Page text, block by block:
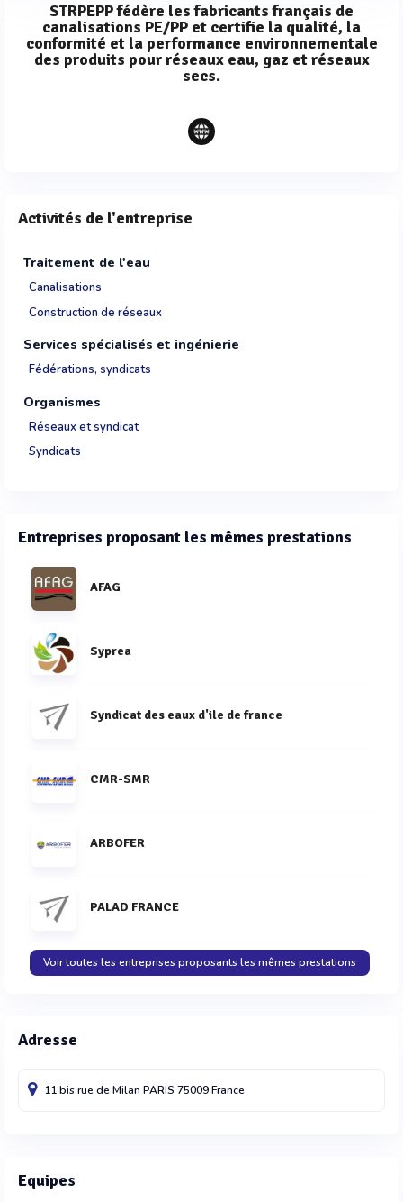
STRPEPP fédère les fabricants français de
canalisations PE/PP et certifie la qualité, la
conformité et la performance environnementale
des produits pour réseaux eau, gaz et réseaux
secs.
Activités de l'entreprise
Traitement de l'eau
Canalisations
Construction de réseaux
Services spécialisés et ingénierie
Fédérations, syndicats
Organismes
Réseaux et syndicat
Syndicats
Entreprises proposant les mêmes prestations
AFAG
Syprea
Syndicat des eaux d'ile de france
CMR-SMR
ARBOFER
PALAD FRANCE
Voir toutes les entreprises proposants les mêmes prestations
Adresse
11 bis rue de Milan PARIS 75009France
Equipes